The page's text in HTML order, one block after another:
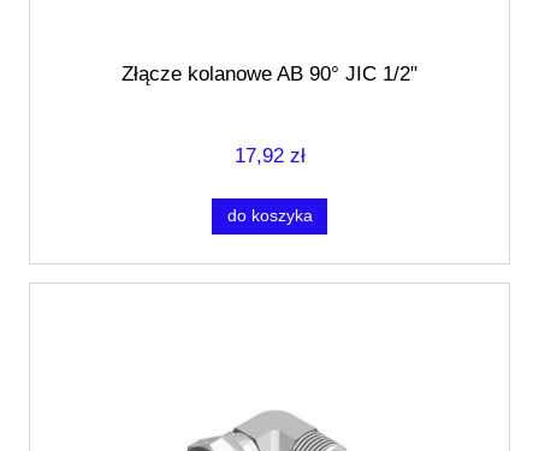
Złącze kolanowe AB 90° JIC 1/2"
17,92 zł
do koszyka